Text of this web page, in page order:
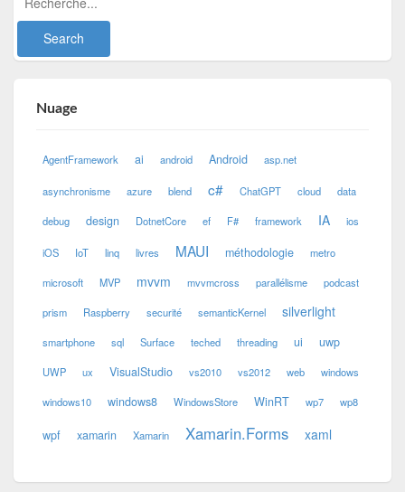
Nuage
AgentFramework ai android Android asp.net
asynchronisme azure blend c# ChatGPT cloud data
debug design DotnetCore ef F# framework IA ios
iOS IoT linq livres MAUI méthodologie metro
microsoft MVP mvvm mvvmcross parallélisme podcast
prism Raspberry securité semanticKernel silverlight
smartphone sql Surface teched threading ui uwp
UWP ux VisualStudio vs2010 vs2012 web windows
windows10 windows8 WindowsStore WinRT wp7 wp8
wpf xamarin Xamarin Xamarin.Forms xaml